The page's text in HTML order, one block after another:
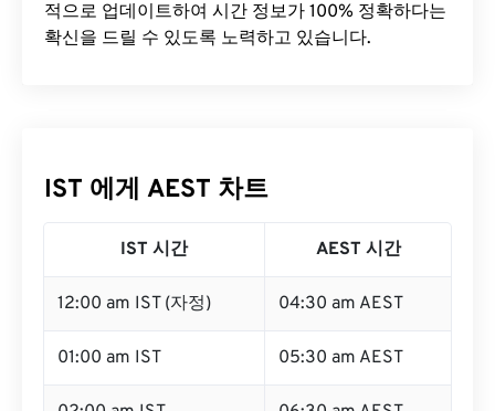
적으로 업데이트하여 시간 정보가 100% 정확하다는
확신을 드릴 수 있도록 노력하고 있습니다.
IST 에게 AEST 차트
IST 시간 AEST 시간
12:00 am IST (자정) 04:30 am AEST
01:00 am IST 05:30 am AEST